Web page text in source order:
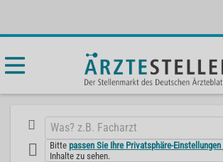
Bittepassen Sie Ihre Privatsphäre-Einstellungen
Inhalte zu sehen.